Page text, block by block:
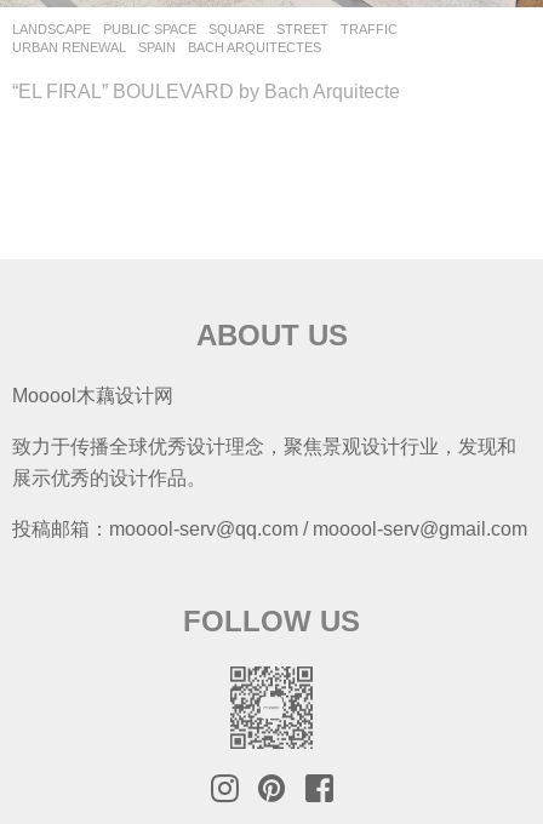
LANDSCAPE PUBLIC SPACE ,SQUARE ,STREET ,TRAFFIC
URBAN RENEWAL
SPAIN BACH ARQUITECTES
“EL FIRAL” BOULEVARD by Bach Arquitecte
ABOUT US
Mooool木藕设计网
致力于传播全球优秀设计理念，聚焦景观设计行业，发现和
展示优秀的设计作品。
投稿邮箱：mooool-serv@qq.com / mooool-serv@gmail.com
FOLLOW US